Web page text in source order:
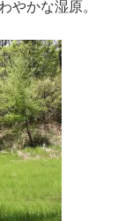
やかな湿原。